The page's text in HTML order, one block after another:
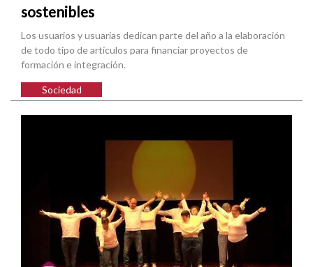
sostenibles
Los usuarios y usuarias dedican parte del año a la elaboración
de todo tipo de artículos para financiar proyectos de
formación e integración.
Sociedad